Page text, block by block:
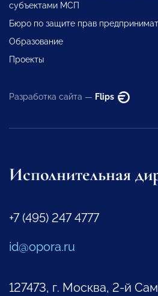
субъектами МСП
Бюро по защите прав
Образование
Проекты
Разработка сайта — Flips
Исполнительная
+7 (495) 247 4777
id@opora.ru
127473, г. Москва, 2-й